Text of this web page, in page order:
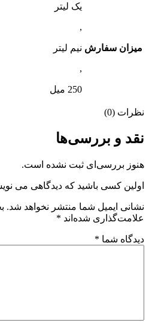
میزان سفارش
یک لیتر
,
نیم لیتر
,
250 میل
نظرات (0)
نقد و بررسی‌ها
هنوز بررسی‌ای ثبت نشده است.
اولین کسی باشید که دیدگاهی می
نشانی ایمیل شما منتشر نخواهد شد.
علامت‌گذاری شده‌اند *
دیدگاه شما *